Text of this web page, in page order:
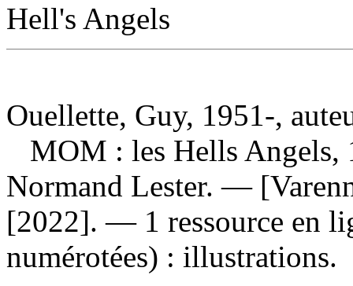
Hell's Angels
Ouellette, Guy, 1951-,
MOM : les Hells
Normand Lester. —
[2022]. — 1 ressource en
numérotées) : illustrations.